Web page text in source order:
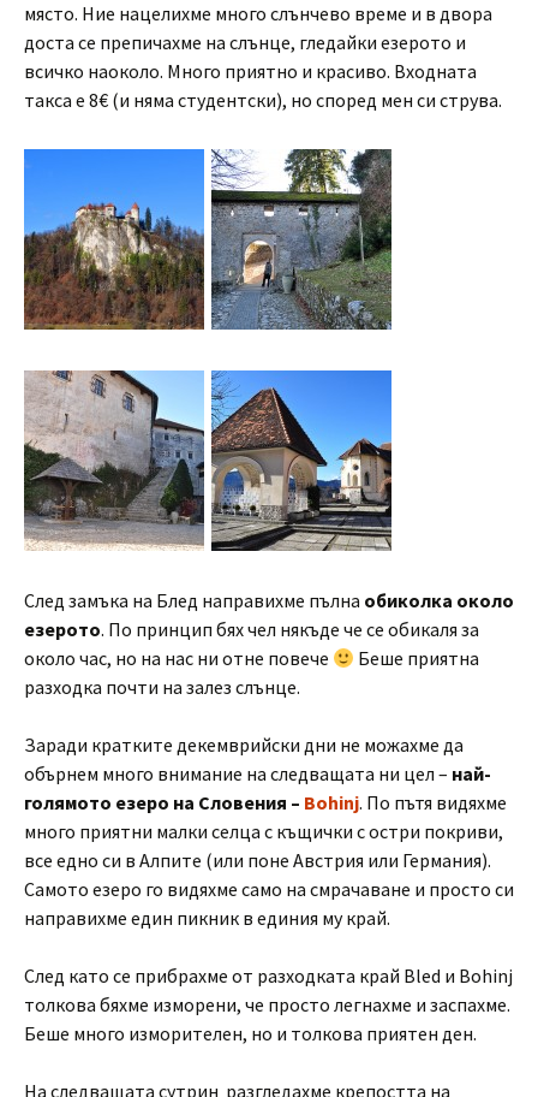
място. Ние нацелихме много слънчево време и в двора
доста се препичахме на слънце, гледайки езерото и
всичко наоколо. Много приятно и красиво. Входната
такса е 8€ (и няма студентски), но според мен си струва.
След замъка на Блед направихме пълна обиколка около
езерото. По принцип бях чел някъде че се обикаля за
около час, но на нас ни отне повече
Беше приятна
разходка почти на залез слънце.
Заради кратките декемврийски дни не можахме да
обърнем много внимание на следващата ни цел – най-
голямото езеро на Словения – Bohinj. По пътя видяхме
много приятни малки селца с къщички с остри покриви,
все едно си в Алпите (или поне Австрия или Германия).
Самото езеро го видяхме само на смрачаване и просто си
направихме един пикник в единия му край.
След като се прибрахме от разходката край Bled и Bohinj
толкова бяхме изморени, че просто легнахме и заспахме.
Беше много изморителен, но и толкова приятен ден.
На следващата сутрин разгледахме крепостта на